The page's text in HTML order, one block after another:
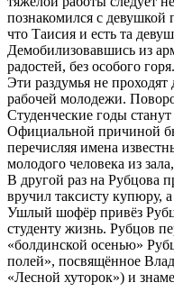
познакомился с девушкой
что Таисия и есть та
Демобилизовавшись из
радостей, без особого
Эти раздумья не
рабочей молодежи.
Студенческие годы
Официальной причиной
перечисляя имена
молодого человека из
В другой раз на Рубцова
вручил таксисту купюру,
Ушлый шофёр привёз
студенту жизнь. Рубцов
«болдинской осенью»
полей», посвящённое
«Лесной хуторок») и